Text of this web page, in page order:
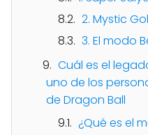
2. Mystic
3. El modo
Cuál es el
uno de los
de Dragon Ball
¿Qué es el